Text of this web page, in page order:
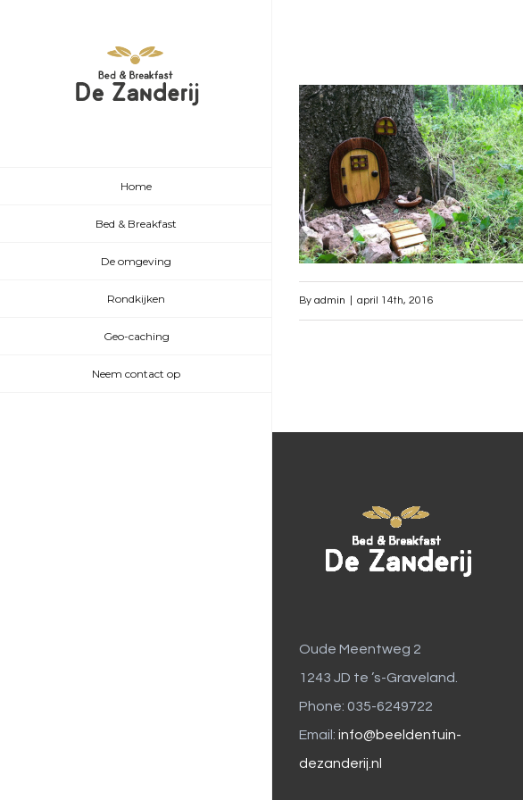
Home
Bed & Breakfast
De omgeving
Rondkijken
Geo-caching
Neem contact op
By admin april 14th, 2016
Oude Meentweg 2
1243 JD te ’s-Graveland.
Phone: 035-6249722
Email: info@beeldentuin-
dezanderij.nl